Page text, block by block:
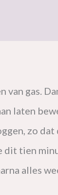
van gas.
laten
zo dat
dit tien
alles